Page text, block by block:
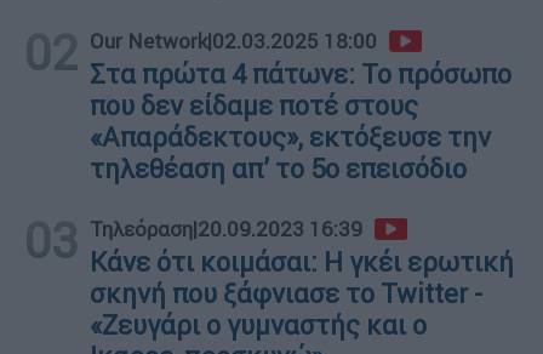
02 Our Network|02.03.2025 18:00
Στα πρώτα 4 πάτωνε: Το πρόσωπο
που δεν είδαμε ποτέ στους
«Απαράδεκτους», εκτόξευσε την
τηλεθέαση απ’ το 5ο επεισόδιο
03 Τηλεόραση|20.09.2023 16:39
Κάνε ότι κοιμάσαι: Η γκέι ερωτική
σκηνή που ξάφνιασε το Twitter -
«Ζευγάρι ο γυμναστής και ο